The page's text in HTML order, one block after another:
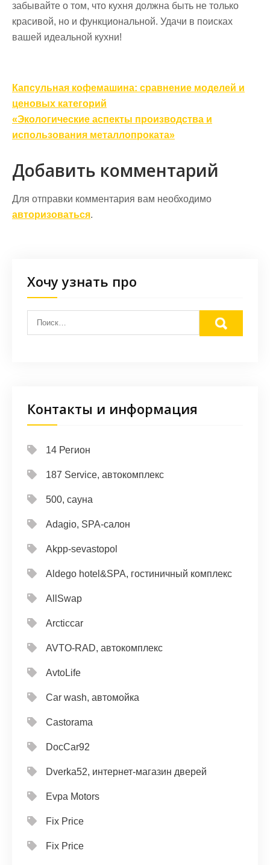
забывайте о том, что кухня должна быть не только
красивой, но и функциональной. Удачи в поисках
вашей идеальной кухни!
Навигация
по
записям
Капсульная кофемашина: сравнение моделей и
ценовых категорий
«Экологические аспекты производства и
использования металлопроката»
Добавить комментарий
Для отправки комментария вам необходимо
авторизоваться.
Хочу узнать про
Контакты и информация
14 Регион
187 Service, автокомплекс
500, сауна
Adagio, SPA-салон
Akpp-sevastopol
Aldego hotel&SPA, гостиничный комплекс
AllSwap
Arcticcar
AVTO-RAD, автокомплекс
AvtoLife
Car wash, автомойка
Castorama
DocCar92
Dverka52, интернет-магазин дверей
Evpa Motors
Fix Price
Fix Price